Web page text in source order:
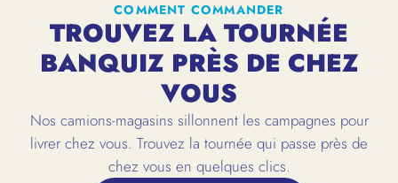
COMMENT COMMANDER
TROUVEZ LA TOURNÉE
BANQUIZ PRÈS DE CHEZ
VOUS
Nos camions-magasins sillonnent les campagnes pour
livrer chez vous. Trouvez la tournée qui passe près de
chez vous en quelques clics.